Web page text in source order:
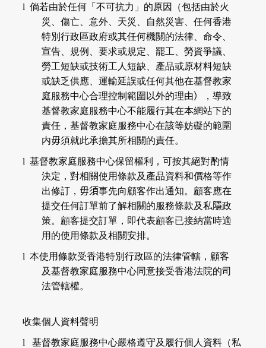
l 倘若由於任何「不可抗力」的原因（包括由於火
災、傷亡、意外、天災、自然災害、任何香港
特別行政區政府或其任何機關的法律、命令、
宣告、規例、要求或規定、罷工、勞資爭議、
勞工短缺或技術工人短缺、產品或原材料短缺
或缺乏供應、運輸延誤或任何其他在基督教家
庭服務中心合理控制範圍以外的理由）
，導致
基督教家庭服務中心不能履行其在本網站下的
責任，基督教家庭服務中心在該等妨礙的範圍
内毋須就此承擔其所相關的責任。
l 基督教家庭服務中心保留權利，可按其絕對酌情
決定，對相關使用條款及產品資料和價格等作
出修訂， 毋須事先向顧客作出通知。顧客應在
提交任何訂單前了解相關的服務條款及私 隱政
策。顧客提交訂單，即代表顧客已接納當時適
用的使用條款及相關安排。
l 本使用條款受香港特別行政區的法律管轄，顧客
及基督教家庭服務中心同意接受香港法院的司
法管轄權。
收集個人資料聲明
l
基督教家庭服務中心嚴格遵守及履行個人資料（私